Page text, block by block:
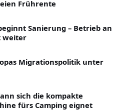
Frührente
Sanierung – Betrieb an
weiter
Migrationspolitik unter
sich die kompakte
fürs Camping eignet